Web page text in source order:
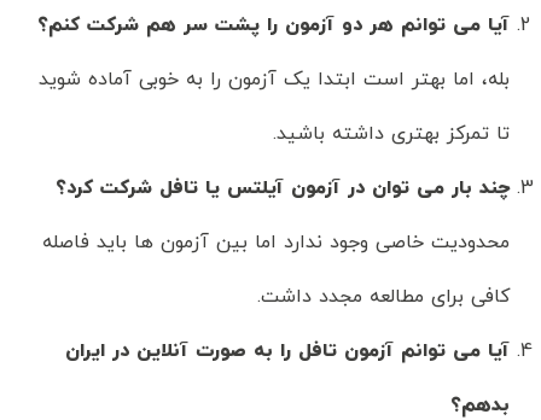
آیا می توانم هر دو آزمون را پشت سر هم شرکت کنم؟
بله، اما بهتر است ابتدا یک آزمون را به خوبی آماده شوید
تا تمرکز بهتری داشته باشید.
چند بار می توان در آزمون آیلتس یا تافل شرکت کرد؟
محدودیت خاصی وجود ندارد اما بین آزمون ها باید فاصله
کافی برای مطالعه مجدد داشت.
آیا می توانم آزمون تافل را به صورت آنلاین در ایران
بدهم؟